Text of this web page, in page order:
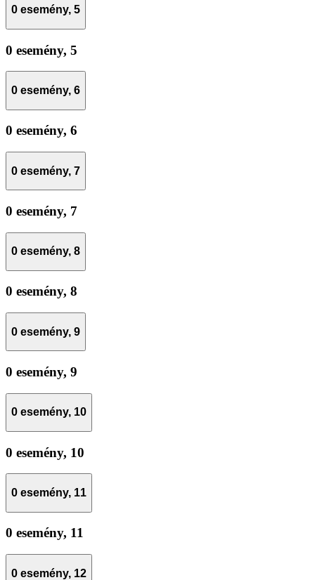
0 esemény, 5
0 esemény, 5
0 esemény, 6
0 esemény, 6
0 esemény, 7
0 esemény, 7
0 esemény, 8
0 esemény, 8
0 esemény, 9
0 esemény, 9
0 esemény, 10
0 esemény, 10
0 esemény, 11
0 esemény, 11
0 esemény, 12